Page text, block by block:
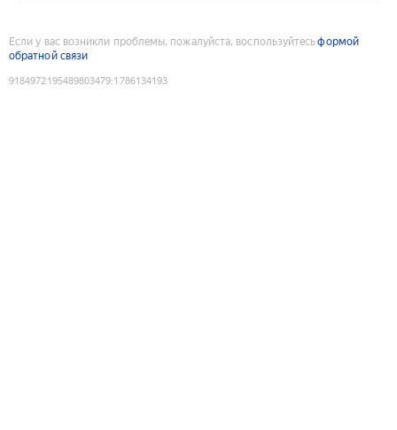
Если у вас возникли проблемы, пожалуйста, воспользуйтесьформой
обратной связи
9184972195489803479:1786134193